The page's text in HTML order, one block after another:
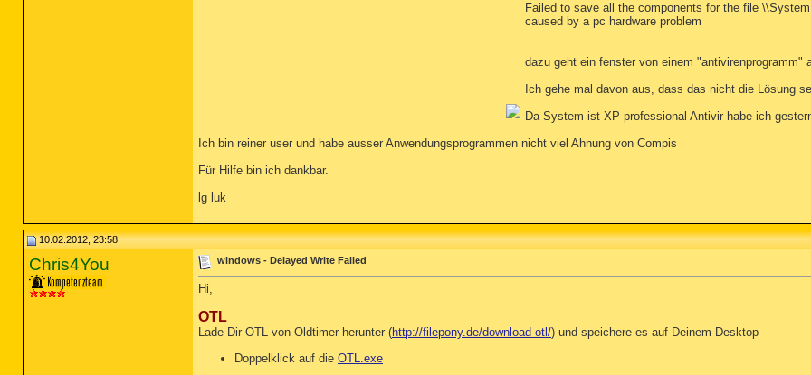
Failed to save all the components for the file
caused by a pc hardware problem
dazu geht ein fenster von einem
Ich gehe mal davon aus, dass das nicht die Lösung
Da System ist XP professional Antivir habe ich
Ich bin reiner user und habe ausser Anwendungsprogrammen nicht viel Ahnung von Compis
Für Hilfe bin ich dankbar.
lg luk
10.02.2012, 23:58
Chris4You windows - Delayed Write Failed
Hi,
OTL
Lade Dir OTL von Oldtimer herunter (http://filepony.de/download-otl/) und speichere es auf Deinem Desktop
Doppelklick auf die OTL.exe